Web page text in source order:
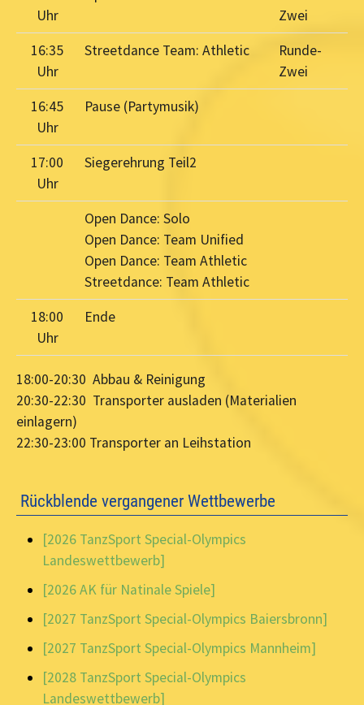
Uhr
Zwei
16:35
Uhr
Streetdance Team: Athletic
Runde-
Zwei
16:45
Uhr
Pause (Partymusik)
17:00
Uhr
Siegerehrung Teil2
Open Dance: Solo
Open Dance: Team Unified
Open Dance: Team Athletic
Streetdance: Team Athletic
18:00
Uhr
Ende
18:00-20:30 Abbau & Reinigung
20:30-22:30 Transporter ausladen (Materialien
einlagern)
22:30-23:00 Transporter an Leihstation
Rückblende vergangener Wettbewerbe
[2026 TanzSport Special-Olympics
Landeswettbewerb]
[2026 AK für Natinale Spiele]
[2027 TanzSport Special-Olympics Baiersbronn]
[2027 TanzSport Special-Olympics Mannheim]
[2028 TanzSport Special-Olympics
Landeswettbewerb]